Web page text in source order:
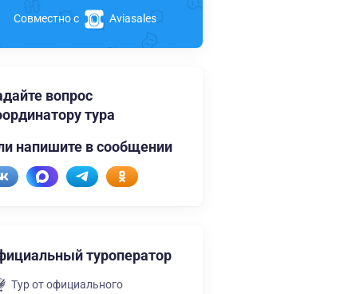
Совместно с Aviasales
вопрос
тура
напишите в сообщении
туроператор
Тур от официального